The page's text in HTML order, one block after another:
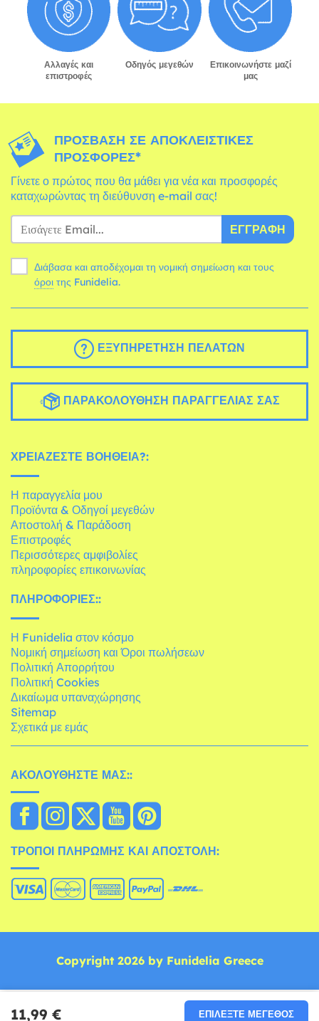
11,99 € ΕΠΙΛΈΞΤΕ ΜΈΓΕΘΟΣ
Αλλαγές και
επιστροφές
Οδηγός μεγεθών
Επικοινωνήστε μαζί
μας
ΠΡΌΣΒΑΣΗ ΣΕ ΑΠΟΚΛΕΙΣΤΙΚΈΣ
ΠΡΟΣΦΟΡΈΣ*
Γίνετε ο πρώτος που θα μάθει για νέα και προσφορές
καταχωρώντας τη διεύθυνση e-mail σας!
ΕΓΓΡΑΦΉ
Διάβασα και αποδέχομαι τη νομική σημείωση και τους
όροι της Funidelia.
ΕΞΥΠΗΡΈΤΗΣΗ ΠΕΛΑΤΏΝ
ΠΑΡΑΚΟΛΟΎΘΗΣΗ ΠΑΡΑΓΓΕΛΊΑΣ ΣΑΣ
ΧΡΕΙΆΖΕΣΤΕ ΒΟΉΘΕΙΑ?:
Η παραγγελία μου
Προϊόντα & Οδηγοί μεγεθών
Αποστολή & Παράδοση
Επιστροφές
Περισσότερες αμφιβολίες
πληροφορίες επικοινωνίας
ΠΛΗΡΟΦΟΡΊΕΣ::
Η Funidelia στον κόσμο
Νομική σημείωση και Όροι πωλήσεων
Πολιτική Απορρήτου
Πολιτική Cookies
Δικαίωμα υπαναχώρησης
Sitemap
Σχετικά με εμάς
ΑΚΟΛΟΥΘΉΣΤΕ ΜΑΣ::
ΤΡΌΠΟΙ ΠΛΗΡΩΜΉΣ ΚΑΙ ΑΠΟΣΤΟΛΉ:
Copyright 2026 by Funidelia Greece